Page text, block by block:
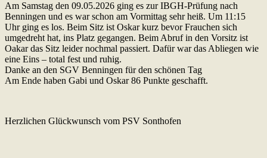
Am Samstag den 09.05.2026 ging es zur IBGH-Prüfung nach
Benningen und es war schon am Vormittag sehr heiß. Um 11:15
Uhr ging es los. Beim Sitz ist Oskar kurz bevor Frauchen sich
umgedreht hat, ins Platz gegangen. Beim Abruf in den Vorsitz ist
Oakar das Sitz leider nochmal passiert. Dafür war das Abliegen wie
eine Eins – total fest und ruhig.
Danke an den SGV Benningen für den schönen Tag
Am Ende haben Gabi und Oskar 86 Punkte geschafft.
Herzlichen Glückwunsch vom PSV Sonthofen